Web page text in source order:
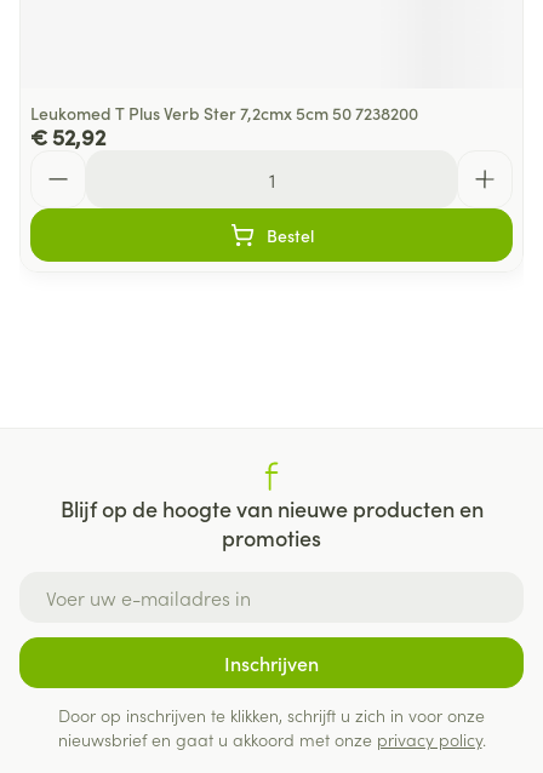
Leukomed T Plus Verb Ster 7,2cmx 5cm 50 7238200
€ 52,92
Bestel
Blijf op de hoogte van nieuwe producten en
promoties
Inschrijven
Door op inschrijven te klikken, schrijft u zich in voor onze
nieuwsbrief en gaat u akkoord met onze privacy policy.